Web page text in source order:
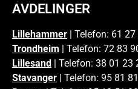
AVDELINGER
Lillehammer | Telefon: 61
Trondheim | Telefon: 72 83
Lillesand
| Telefon: 38 01 23
Stavanger | Telefon: 95 81